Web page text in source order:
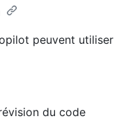
peuvent utiliser
du code